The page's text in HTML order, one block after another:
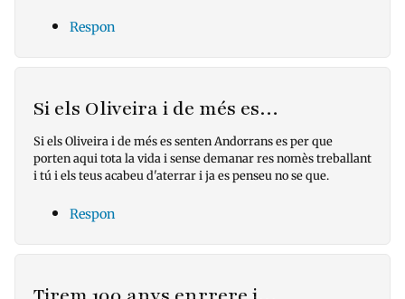
Respon
Si els Oliveira i de més es…
Si els Oliveira i de més es senten Andorrans es per que
porten aqui tota la vida i sense demanar res nomès treballant
i tú i els teus acabeu d'aterrar i ja es penseu no se que.
Respon